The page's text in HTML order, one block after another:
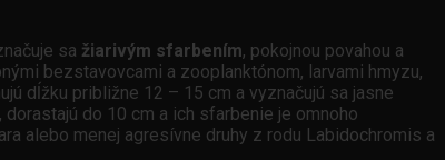
sa žiarivým sfarbením, pokojnou povahou a
bezstavovcami a zooplanktónom, larvami hmyzu,
dĺžku približne 12 – 15 cm a vyznačujú sa jasne
do 10 cm a ich sfarbenie je omnoho
alebo menej agresívne druhy z rodu Labidochromis a